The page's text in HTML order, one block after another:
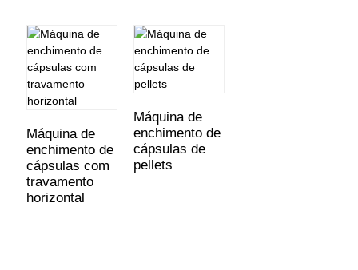
Máquina de
enchimento de
cápsulas com
travamento
horizontal
Máquina de
enchimento de
cápsulas de
pellets